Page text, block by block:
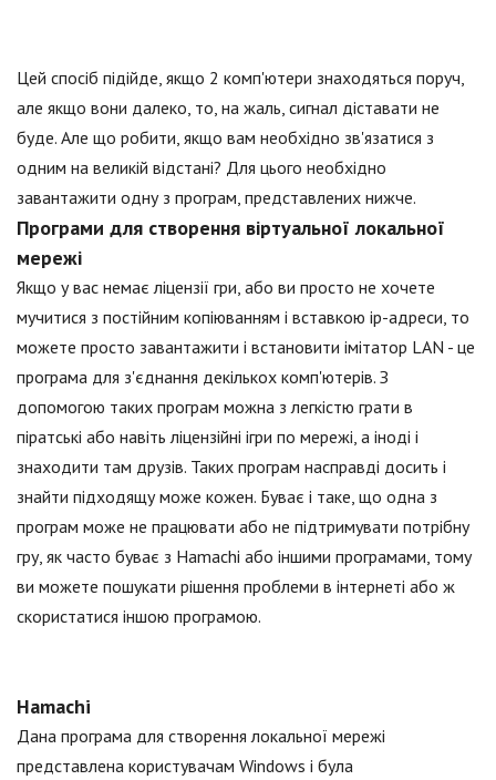
Цей спосіб підійде, якщо 2 комп'ютери знаходяться поруч,
але якщо вони далеко, то, на жаль, сигнал діставати не
буде. Але що робити, якщо вам необхідно зв'язатися з
одним на великій відстані? Для цього необхідно
завантажити одну з програм, представлених нижче.
Програми для створення віртуальної локальної
мережі
Якщо у вас немає ліцензії гри, або ви просто не хочете
мучитися з постійним копіюванням і вставкою ip-адреси, то
можете просто завантажити і встановити імітатор LAN - це
програма для з'єднання декількох комп'ютерів. З
допомогою таких програм можна з легкістю грати в
піратські або навіть ліцензійні ігри по мережі, а іноді і
знаходити там друзів. Таких програм насправді досить і
знайти підходящу може кожен. Буває і таке, що одна з
програм може не працювати або не підтримувати потрібну
гру, як часто буває з Hamachi або іншими програмами, тому
ви можете пошукати рішення проблеми в інтернеті або ж
скористатися іншою програмою.
Hamachi
Дана програма для створення локальної мережі
представлена користувачам Windows і була